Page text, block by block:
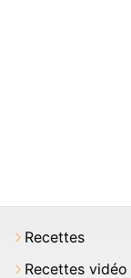
Recettes
Recettes vidéo